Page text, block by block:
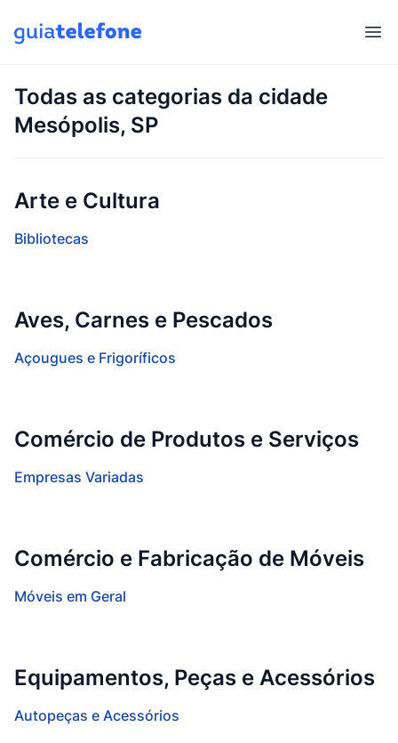
Todas as categorias da cidade
Mesópolis, SP
Arte e Cultura
Bibliotecas
Aves, Carnes e Pescados
Açougues e Frigoríficos
Comércio de Produtos e Serviços
Empresas Variadas
Comércio e Fabricação de Móveis
Móveis em Geral
Equipamentos, Peças e Acessórios
Autopeças e Acessórios